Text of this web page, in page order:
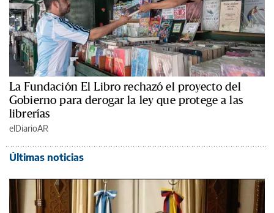
La Fundación El Libro rechazó el proyecto del
Gobierno para derogar la ley que protege a las
librerías
elDiarioAR
Últimas noticias